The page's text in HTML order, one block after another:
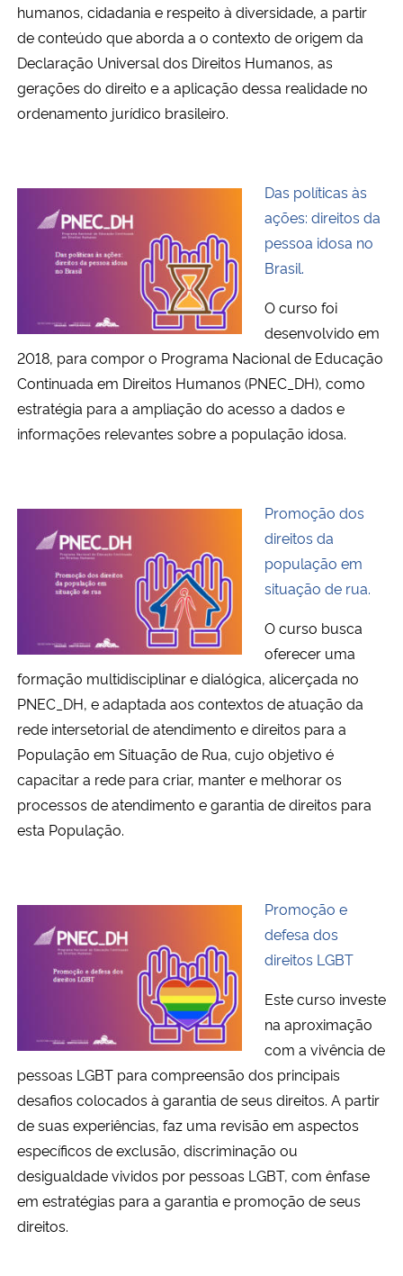
humanos, cidadania e respeito à diversidade, a partir
de conteúdo que aborda a o contexto de origem da
Declaração Universal dos Direitos Humanos, as
gerações do direito e a aplicação dessa realidade no
ordenamento jurídico brasileiro.
Das políticas às
ações: direitos da
pessoa idosa no
Brasil.
O curso foi
desenvolvido em
2018, para compor o Programa Nacional de Educação
Continuada em Direitos Humanos (PNEC_DH), como
estratégia para a ampliação do acesso a dados e
informações relevantes sobre a população idosa.
Promoção dos
direitos da
população em
situação de rua.
O curso busca
oferecer uma
formação multidisciplinar e dialógica, alicerçada no
PNEC_DH, e adaptada aos contextos de atuação da
rede intersetorial de atendimento e direitos para a
População em Situação de Rua, cujo objetivo é
capacitar a rede para criar, manter e melhorar os
processos de atendimento e garantia de direitos para
esta População.
Promoção e
defesa dos
direitos LGBT
Este curso investe
na aproximação
com a vivência de
pessoas LGBT para compreensão dos principais
desafios colocados à garantia de seus direitos. A partir
de suas experiências, faz uma revisão em aspectos
específicos de exclusão, discriminação ou
desigualdade vividos por pessoas LGBT, com ênfase
em estratégias para a garantia e promoção de seus
direitos.